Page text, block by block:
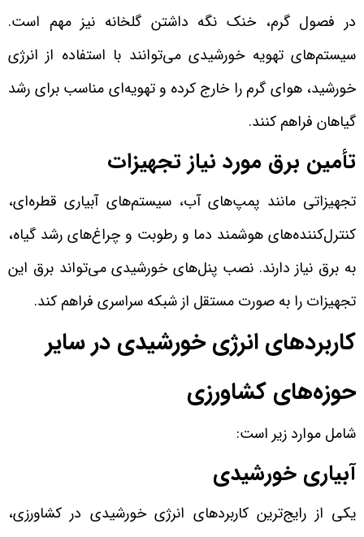
در فصول گرم، خنک نگه داشتن گلخانه نیز مهم است.
سیستم‌های تهویه خورشیدی می‌توانند با استفاده از انرژی
خورشید، هوای گرم را خارج کرده و تهویه‌ای مناسب برای رشد
گیاهان فراهم کنند.
تأمین برق مورد نیاز تجهیزات
تجهیزاتی مانند پمپ‌های آب، سیستم‌های آبیاری قطره‌ای،
کنترل‌کننده‌های هوشمند دما و رطوبت و چراغ‌های رشد گیاه،
به برق نیاز دارند. نصب پنل‌های خورشیدی می‌تواند برق این
تجهیزات را به صورت مستقل از شبکه سراسری فراهم کند.
کاربردهای انرژی خورشیدی در سایر
حوزه‌های کشاورزی
شامل موارد زیر است:
آبیاری خورشیدی
یکی از رایج‌ترین کاربردهای انرژی خورشیدی در کشاورزی،